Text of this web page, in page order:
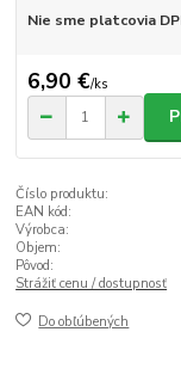
Nie sme platcovia
6,90 €/ks
Číslo produktu:
EAN kód:
Výrobca:
Objem:
Pôvod:
Strážiť cenu / dostupnosť
Do obľúbených